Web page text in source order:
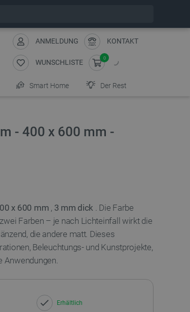
ANMELDUNG KONTAKT
WUNSCHLISTE
0
Smart Home Der Rest
- 400 x 600 mm -
x 600 mm , 3 mm dick . Die Farbe
Farben – je nach Lichteinfall wirkt die
die andere matt. Dieses
Beleuchtungs- und Kunstprojekte,
Anwendungen.
Erhältlich